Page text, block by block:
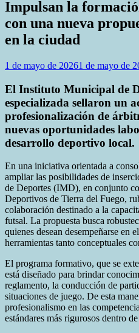
Impulsan la
con una nueva
en la ciudad
1 de mayo de 20261 de mayo de
El Instituto Municipal de
especializada sellaron un
profesionalización de
nuevas oportunidades
desarrollo deportivo local.
En una iniciativa orientada a
ampliar las posibilidades de
de Deportes (IMD), en conjunto
Deportivos de Tierra del Fuego,
colaboración destinado a la
futsal. La propuesta busca
quienes desean desempeñarse en
herramientas tanto conceptuales
El programa formativo, que se
está diseñado para brindar
reglamento, la conducción de
situaciones de juego. De esta
profesionalismo en las
estándares más rigurosos dentro